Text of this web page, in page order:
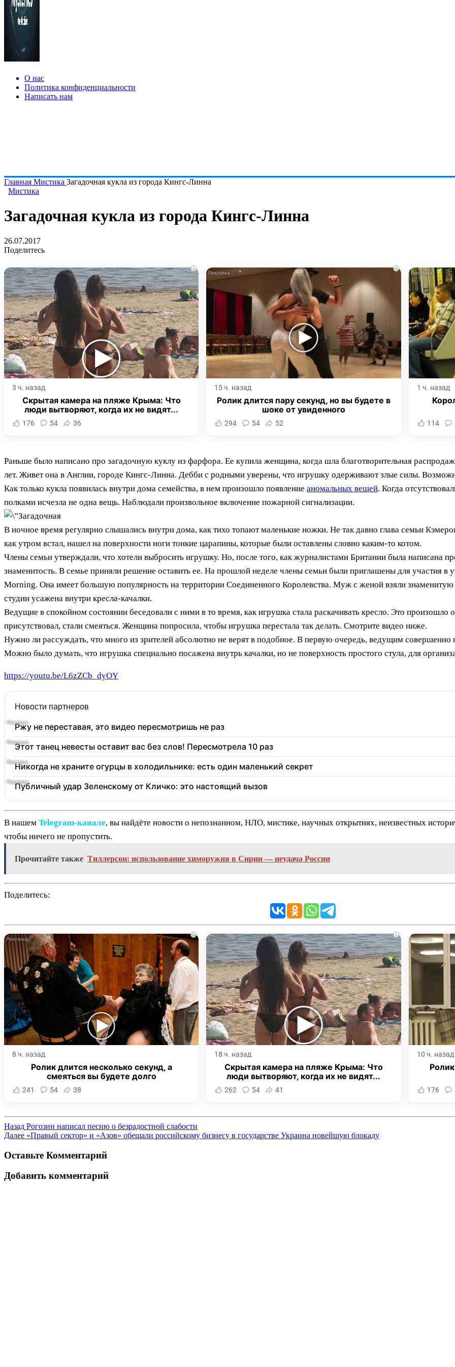
О нас
Политика конфиденциальности
Написать нам
Главная Мистика Загадочная кукла из города Кингс-Линна
Мистика
Загадочная кукла из города Кингс-Линна
26.07.2017
Поделитесь
i
3 ч. назад
Скрытая камера на пляже Крыма: Что
люди вытворяют, когда их не видят...
176 54 36
i
15 ч. назад
Ролик длится пару секунд, но вы будете в
шоке от увиденного
294 54 52
1 ч. назад
114
Раньше было написано про загадочную куклу из фарфора. Ее купила женщина, когда шла благотворительная
лет. Живет она в Англии, городе Кингс-Линна. Дебби с родными уверены, что игрушку одерживают злые силы.
Как только кукла появилась внутри дома семейства, в нем произошло появление аномальных вещей. Когда
полками исчезла не одна вещь. Наблюдали произвольное включение пожарной сигнализации.
В ночное время регулярно слышались внутри дома, как тихо топают маленькие ножки. Не так давно глава семьи
как утром встал, нашел на поверхности ноги тонкие царапины, которые были оставлены словно каким-то котом.
Члены семьи утверждали, что хотели выбросить игрушку. Но, после того, как журналистами Британии была написана
знаменитость. В семье приняли решение оставить ее. На прошлой неделе члены семьи были приглашены для участия в
Morning. Она имеет большую популярность на территории Соединенного Королевства. Муж с женой взяли
студии усажена внутри кресла-качалки.
Ведущие в спокойном состоянии беседовали с ними в то время, как игрушка стала раскачивать кресло. Это произошло
присутствовал, стали смеяться. Женщина попросила, чтобы игрушка перестала так делать. Смотрите видео ниже.
Нужно ли рассуждать, что много из зрителей абсолютно не верят в подобное. В первую очередь, ведущим
Можно было думать, что игрушка специально посажена внутрь качалки, но не поверхность простого стула, для
https://youtu.be/L6zZCb_dyOY
Новости партнеров
Ржу не переставая, это видео пересмотришь не раз
Этот танец невесты оставит вас без слов! Пересмотрела 10 раз
Никогда не храните огурцы в холодильнике: есть один маленький секрет
Публичный удар Зеленскому от Кличко: это настоящий вызов
В нашем Telegram‑канале, вы найдёте новости о непознанном, НЛО, мистике, научных открытиях, неизвестных
чтобы ничего не пропустить.
Прочитайте также Тиллерсон: использование химоружия в Сирии — неудача России
Поделитесь:
i
8 ч. назад
Ролик длится несколько секунд, а
смеяться вы будете долго
241 54 38
i
18 ч. назад
Скрытая камера на пляже Крыма: Что
люди вытворяют, когда их не видят...
262 54 41
10 ч. назад
176
Назад Рогозин написал песню о безрадостной слабости
Далее «Правый сектор» и «Азов» обещали российскому бизнесу в государстве Украина новейшую блокаду
Оставьте Комментарий
Добавить комментарий